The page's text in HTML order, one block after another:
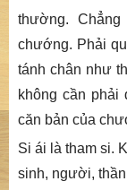
thường.
chướng. Phải
tánh chân như
không cần phải
căn bản của
Si ái là tham si.
sinh, người,